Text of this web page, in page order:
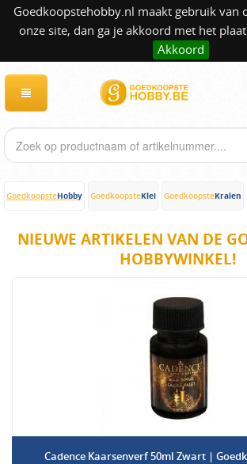
Goedkoopstehobby.nl maakt gebruik van
onze site, dan ga je akkoord met het
Akkoord
GoedkoopsteHobby GoedkoopsteKlei GoedkoopsteKralen
NIEUWE ARTIKELEN VAN DE
HOBBYWINKEL!
Cadence Kaarsenverf 50ml Zwart |